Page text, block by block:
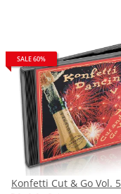
SALE 60%
Konfetti Cut & Go Vol. 5